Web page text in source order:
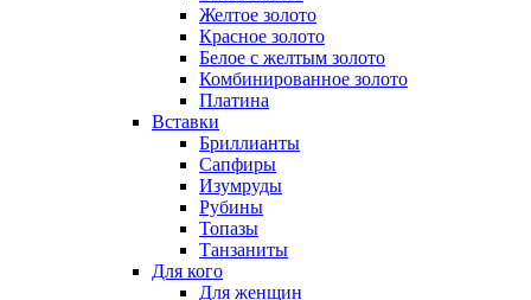
Желтое золото
Красное золото
Белое с желтым золото
Комбинированное золото
Платина
Вставки
Бриллианты
Сапфиры
Изумруды
Рубины
Топазы
Танзаниты
Для кого
Для женщин